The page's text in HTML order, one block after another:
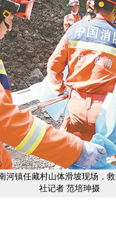
河镇任藏村山体滑坡现场，
社记者 范培珅摄